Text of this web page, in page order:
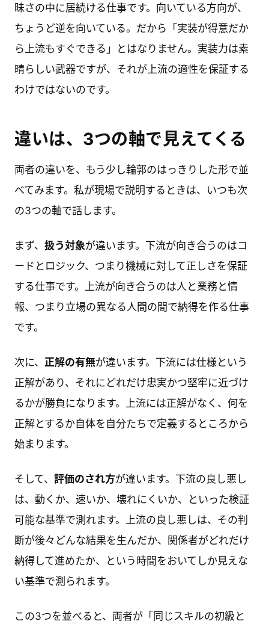
昧さの中に居続ける仕事です。向いている方向が、
ちょうど逆を向いている。だから「実装が得意だか
ら上流もすぐできる」とはなりません。実装力は素
晴らしい武器ですが、それが上流の適性を保証する
わけではないのです。
違いは、3つの軸で見えてくる
両者の違いを、もう少し輪郭のはっきりした形で並
べてみます。私が現場で説明するときは、いつも次
の3つの軸で話します。
まず、 扱う対象が違います。下流が向き合うのはコ
ードとロジック、つまり機械に対して正しさを保証
する仕事です。上流が向き合うのは人と業務と情
報、つまり立場の異なる人間の間で納得を作る仕事
です。
次に、 正解の有無が違います。下流には仕様という
正解があり、それにどれだけ忠実かつ堅牢に近づけ
るかが勝負になります。上流には正解がなく、何を
正解とするか自体を自分たちで定義するところから
始まります。
そして、 評価のされ方が違います。下流の良し悪し
は、動くか、速いか、壊れにくいか、といった検証
可能な基準で測れます。上流の良し悪しは、その判
断が後々どんな結果を生んだか、関係者がどれだけ
納得して進めたか、という時間をおいてしか見えな
い基準で測られます。
この3つを並べると、両者が「同じスキルの初級と